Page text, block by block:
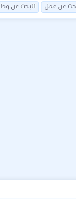
عن عمل البحث عن